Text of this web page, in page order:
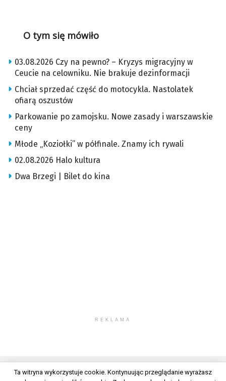
O tym się mówiło
03.08.2026 Czy na pewno? – Kryzys migracyjny w
Ceucie na celowniku. Nie brakuje dezinformacji
Chciał sprzedać część do motocykla. Nastolatek
ofiarą oszustów
Parkowanie po zamojsku. Nowe zasady i warszawskie
ceny
Młode „Koziołki” w półfinale. Znamy ich rywali
02.08.2026 Halo kultura
Dwa Brzegi | Bilet do kina
REKLAMA
Ta witryna wykorzystuje cookie. Kontynuując przeglądanie wyrażasz